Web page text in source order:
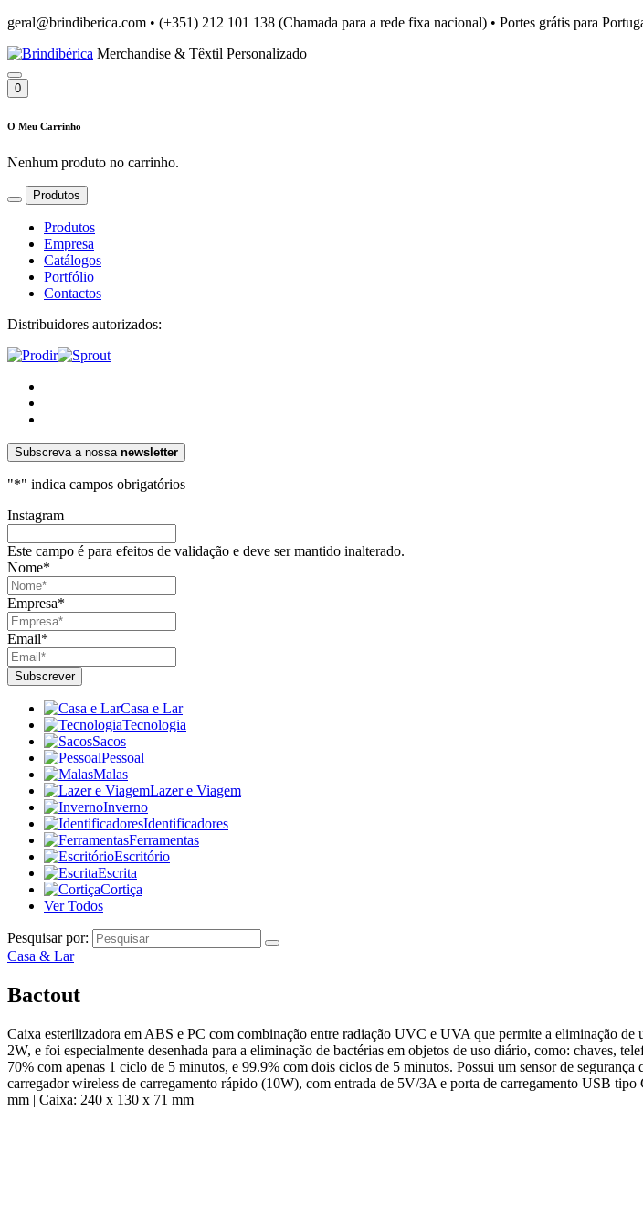
geral@brindiberica.com • (+351) 212 101 138 (Chamada para a rede fixa nacional) • Portes grátis para
Merchandise & Têxtil Personalizado
0
O Meu Carrinho
Nenhum produto no carrinho.
Produtos
Produtos
Empresa
Catálogos
Portfólio
Contactos
Distribuidores autorizados:
Subscreva a nossa newsletter
"*" indica campos obrigatórios
Instagram
Este campo é para efeitos de validação e deve ser mantido inalterado.
Nome*
Empresa*
Email*
Casa e Lar
Tecnologia
Sacos
Pessoal
Malas
Lazer e Viagem
Inverno
Identificadores
Ferramentas
Escritório
Escrita
Cortiça
Ver Todos
Pesquisar por:
Casa & Lar
Bactout
Caixa esterilizadora em ABS e PC com combinação entre radiação UVC e UVA que permite a eliminação
2W, e foi especialmente desenhada para a eliminação de bactérias em objetos de uso diário, como: chaves,
70% com apenas 1 ciclo de 5 minutos, e 99.9% com dois ciclos de 5 minutos. Possui um sensor de
carregador wireless de carregamento rápido (10W), com entrada de 5V/3A e porta de carregamento USB
mm | Caixa: 240 x 130 x 71 mm